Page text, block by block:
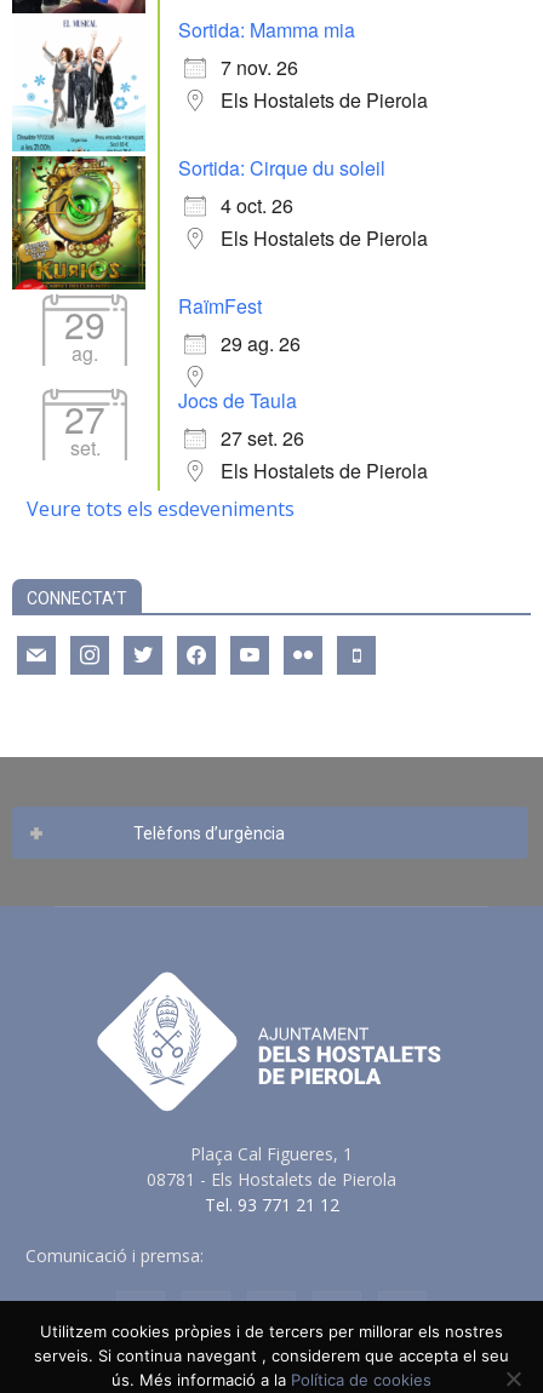
Sortida: Mamma mia
7 nov. 26
Els Hostalets de Pierola
Sortida: Cirque du soleil
4 oct. 26
Els Hostalets de Pierola
29
ag.
RaïmFest
29 ag. 26
27
set.
Jocs de Taula
27 set. 26
Els Hostalets de Pierola
Veure tots els esdeveniments
CONNECTA’T
mail instagramtwitter facebookyoutube flickr mobile
Telèfons d’urgència
Plaça Cal Figueres, 1
08781 - Els Hostalets de Pierola
Tel. 93 771 21 12
Comunicació i premsa:
Avis Legal Política de Privacitat Política de Cookies
Utilitzem cookies pròpies i de tercers per millorar els nostres
serveis. Si continua navegant , considerem que accepta el seu
ús. Més informació a la Política de cookies